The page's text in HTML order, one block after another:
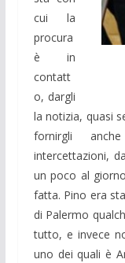
cui la
procura
è in
contatt
o, dargli
la notizia, quasi
fornirgli
intercettazioni,
un poco al
fatta. Pino era
di Palermo
tutto, e invece
uno dei quali è